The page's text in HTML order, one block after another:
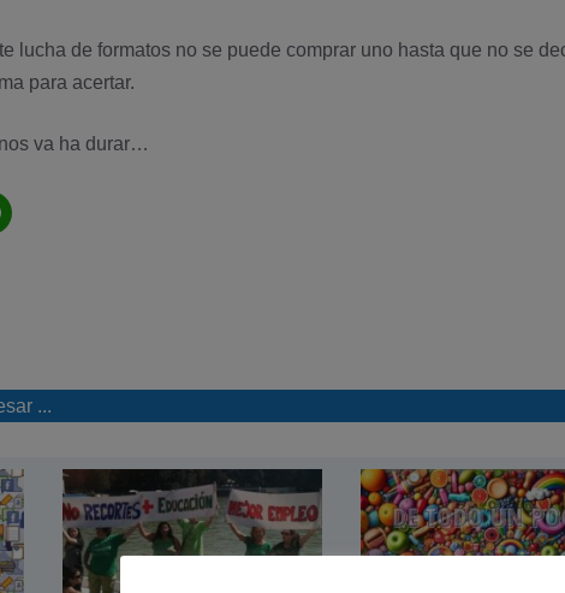
lucha de formatos no se puede comprar uno hasta que no se
para acertar.
va ha durar…
...